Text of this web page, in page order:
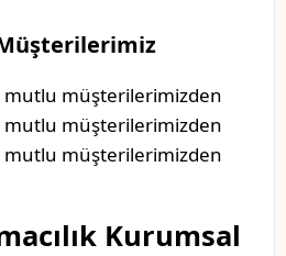
Kurumsal